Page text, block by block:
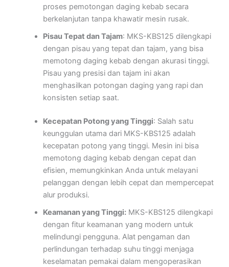
proses pemotongan daging kebab secara
berkelanjutan tanpa khawatir mesin rusak.
Pisau Tepat dan Tajam: MKS-KBS125 dilengkapi
dengan pisau yang tepat dan tajam, yang bisa
memotong daging kebab dengan akurasi tinggi.
Pisau yang presisi dan tajam ini akan
menghasilkan potongan daging yang rapi dan
konsisten setiap saat.
Kecepatan Potong yang Tinggi: Salah satu
keunggulan utama dari MKS-KBS125 adalah
kecepatan potong yang tinggi. Mesin ini bisa
memotong daging kebab dengan cepat dan
efisien, memungkinkan Anda untuk melayani
pelanggan dengan lebih cepat dan mempercepat
alur produksi.
Keamanan yang Tinggi:MKS-KBS125 dilengkapi
dengan fitur keamanan yang modern untuk
melindungi pengguna. Alat pengaman dan
perlindungan terhadap suhu tinggi menjaga
keselamatan pemakai dalam mengoperasikan